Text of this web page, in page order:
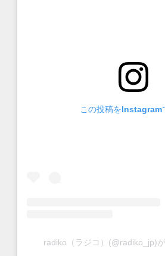
この投稿をInstagram
radiko（ラジコ）(@radiko_jp)